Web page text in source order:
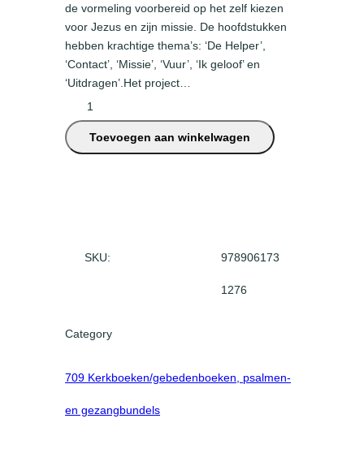
de vormeling voorbereid op het zelf kiezen
voor Jezus en zijn missie. De hoofdstukken
hebben krachtige thema’s: ‘De Helper’,
‘Contact’, ‘Missie’, ‘Vuur’, ‘Ik geloof’ en
‘Uitdragen’.Het project…
v
d
e
n
Toevoegen aan winkelwagen
SKU: 978906173
1276
Category
709 Kerkboeken/gebedenboeken, psalmen-
en gezangbundels